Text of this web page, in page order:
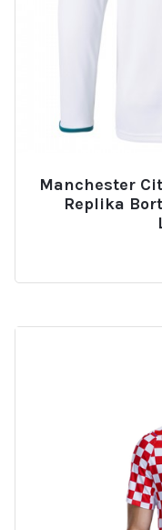
Manchester
Replika